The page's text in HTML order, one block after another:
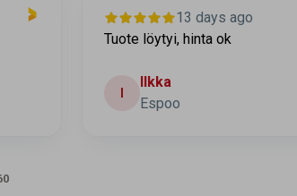
13 days ago
Tuote löytyi, hinta ok
Ilkka
Espoo